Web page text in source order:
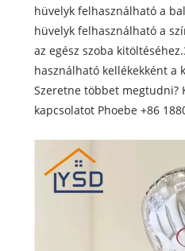
hüvelyk felhasználható a
hüvelyk felhasználható a
az egész szoba
használható kellékekként a
Szeretne többet megtudni?
kapcsolatot Phoebe +86